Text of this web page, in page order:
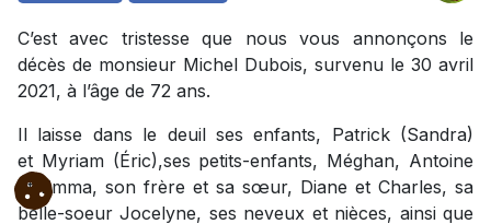
C’est avec tristesse que nous vous annonçons le
décès de monsieur Michel Dubois, survenu le 30 avril
2021, à l’âge de 72 ans.
Il laisse dans le deuil ses enfants, Patrick (Sandra)
et Myriam (Éric),ses petits-enfants, Méghan, Antoine
et Emma, son frère et sa sœur, Diane et Charles, sa
belle-soeur Jocelyne, ses neveux et nièces, ainsi que